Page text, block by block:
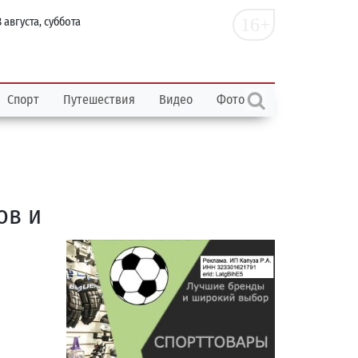
августа, суббота
Спорт Путешествия Видео Фото
и